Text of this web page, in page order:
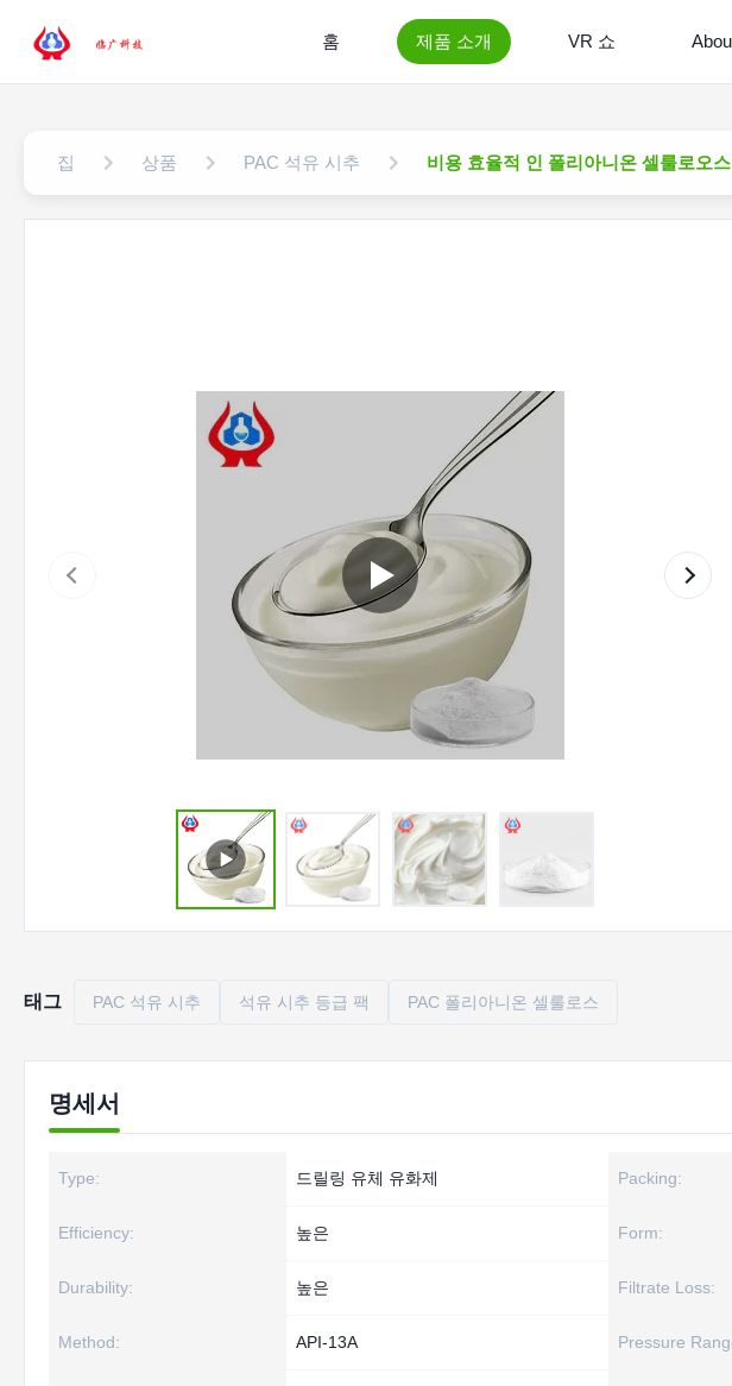
홈 제품 소개 VR 쇼
집 상품 PAC 석유 시추 비용 효율적 인 폴리아니온 셀룰로오
태그 PAC 석유 시추 석유 시추 등급 팩 PAC 폴리아니온 셀룰로스
명세서
Type: 드릴링 유체 유화제 Packing:
Efficiency: 높은 Form:
Durability: 높은 Filtrate Loss:
Method: API-13A Pressure